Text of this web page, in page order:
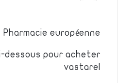
Pharmacie européenne
dessous pour acheter
vastarel